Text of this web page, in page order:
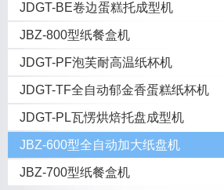
JDGT-BE卷边蛋糕托成型机
JBZ-800型纸餐盒机
JDGT-PF泡芙耐高温纸杯机
JDGT-TF全自动郁金香蛋糕纸杯机
JDGT-PL瓦愣烘焙托盘成型机
JBZ-600型全自动加大纸盘机
JBZ-700型纸餐盒机